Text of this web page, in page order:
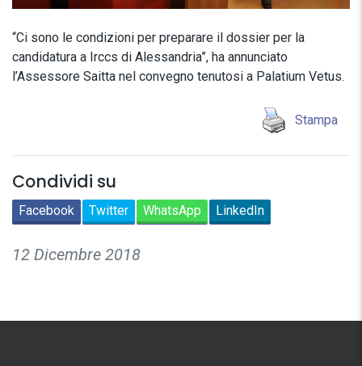
“Ci sono le condizioni per preparare il dossier per la
candidatura a Irccs di Alessandria”, ha annunciato
l’Assessore Saitta nel convegno tenutosi a Palatium Vetus.
Stampa
Condividi su
Facebook Twitter WhatsApp LinkedIn
12 Dicembre 2018